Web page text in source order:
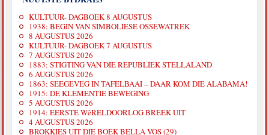
KULTUUR- DAGBOEK 8 AUGUSTUS
1938: BEGIN VAN SIMBOLIESE OSSEWATREK
8 AUGUSTUS 2026
KULTUUR- DAGBOEK 7 AUGUSTUS
7 AUGUSTUS 2026
1883: STIGTING VAN DIE REPUBLIEK STELLALAND
6 AUGUSTUS 2026
1863: SEEGEVEG IN TAFELBAAI – DAAR KOM DIE ALABAMA!
1915: DE KLEMENTIE BEWEGING
5 AUGUSTUS 2026
1914: EERSTE WêRELDOORLOG BREEK UIT
4 AUGUSTUS 2026
BROKKIES UIT DIE BOEK BELLA VOS (29)